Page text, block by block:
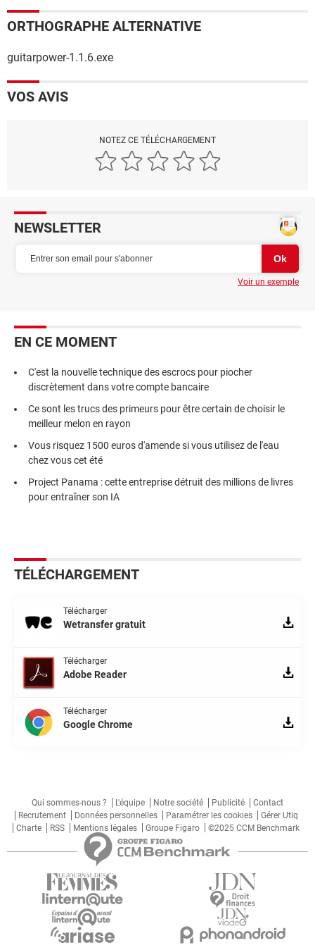
ORTHOGRAPHE ALTERNATIVE
guitarpower-1.1.6.exe
VOS AVIS
NOTEZ CE TÉLÉCHARGEMENT
NEWSLETTER
Voir un exemple
EN CE MOMENT
C'est la nouvelle technique des escrocs pour piocher
discrètement dans votre compte bancaire
Ce sont les trucs des primeurs pour être certain de choisir le
meilleur melon en rayon
Vous risquez 1500 euros d'amende si vous utilisez de l'eau
chez vous cet été
Project Panama : cette entreprise détruit des millions de livres
pour entraîner son IA
TÉLÉCHARGEMENT
Télécharger
Wetransfer gratuit
Télécharger
Adobe Reader
Télécharger
Google Chrome
Qui sommes-nous ? L'équipe Notre société Publicité
Contact
Recrutement
Données personnelles Paramétrer les cookies
Gérer Utiq
Charte
RSS Mentions légales Groupe Figaro ©2025 CCM Benchmark